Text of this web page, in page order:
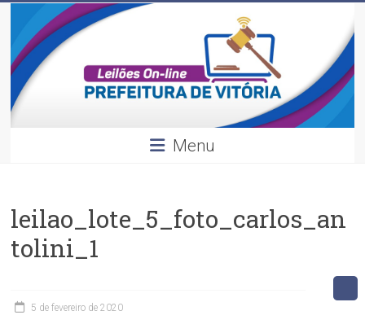
content
Leilões
Divulgação
dos
leilões
realizados
pela
Menu
leilao_lote_5_foto_carlos_an
tolini_1
5 de fevereiro de 2020